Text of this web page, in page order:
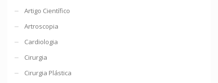
Artigo Científico
Artroscopia
Cardiologia
Cirurgia
Cirurgia Plástica